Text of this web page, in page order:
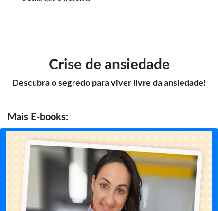
Crise de ansiedade
Descubra o segredo para viver livre da ansiedade!
Mais E-books: